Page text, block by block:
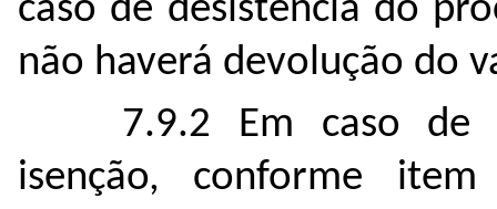
caso de desistência do
não haverá devolução do
7.9.2 Em caso de
isenção, conforme